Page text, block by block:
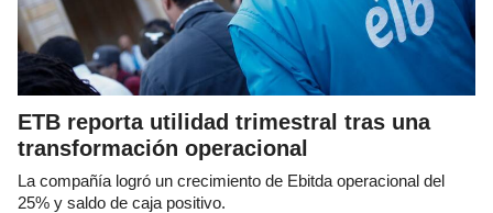
ETB reporta utilidad trimestral tras una
transformación operacional
La compañía logró un crecimiento de Ebitda operacional del
25% y saldo de caja positivo.